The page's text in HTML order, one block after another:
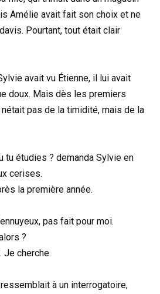
Amélie avait fait son choix et ne
Pourtant, tout était clair
avait vu Étienne, il lui avait
doux. Mais dès les premiers
pas de la timidité, mais de la
tu étudies ? demanda Sylvie en
cerises.
la première année.
pas fait pour moi.
?
Je cherche.
à un interrogatoire,